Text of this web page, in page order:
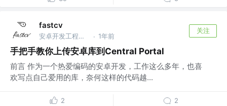
fastcv
安卓开发工程师 @在职 · 1年前
关注
手把手教你上传安卓库到Central Portal
前言 作为一个热爱编码的安卓开发，工作这么多年，也喜
欢写点自己爱用的库，奈何这样的代码越...
2 2